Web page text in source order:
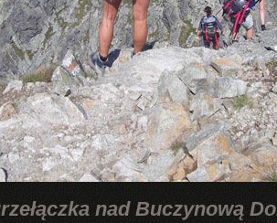
nad Buczynową